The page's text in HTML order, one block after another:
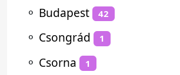
⚬ Budapest 42
⚬ Csongrád 1
⚬ Csorna 1